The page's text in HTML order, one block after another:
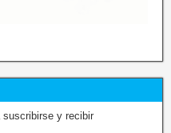
suscribirse y recibir